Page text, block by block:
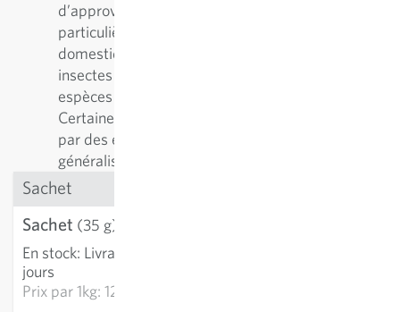
d’approvisionnement en pollen, ce qui est
particulièrement bénéfique pour les abeilles
domestiques et solitaires, ainsi que pour d’autres
insectes pollinisateurs. Il existe plus de 500
espèces différentes d'abeilles solitaires.
Certaines plantes sont préférablement visitées
par des espèces spécialistes, d'autres par des
généralistes.
Sachet
Sachet (35 g)
En stock: Livraison 2-4
jours
Prix par1kg: 124.59 CHF